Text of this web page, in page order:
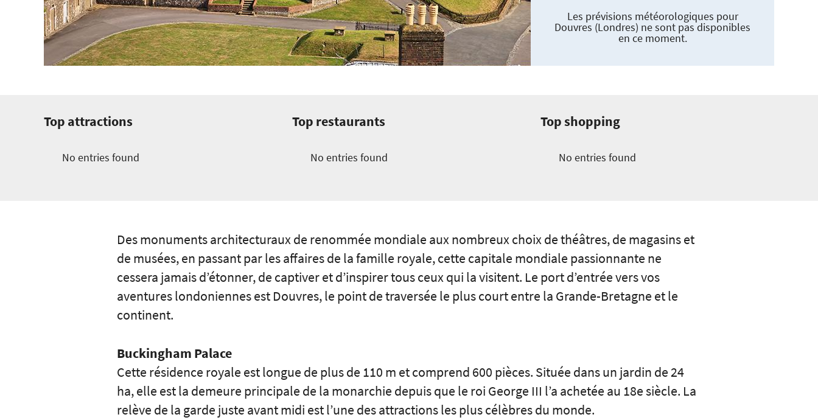
Les prévisions météorologiques pour
Douvres (Londres) ne sont pas disponibles
en ce moment.
Top attractions
No entries found
Top restaurants
No entries found
Top shopping
No entries found
Des monuments architecturaux de renommée mondiale aux nombreux choix de théâtres, de magasins et
de musées, en passant par les affaires de la famille royale, cette capitale mondiale passionnante ne
cessera jamais d’étonner, de captiver et d’inspirer tous ceux qui la visitent. Le port d’entrée vers vos
aventures londoniennes est Douvres, le point de traversée le plus court entre la Grande-Bretagne et le
continent.
Buckingham Palace
Cette résidence royale est longue de plus de 110 m et comprend 600 pièces. Située dans un jardin de 24
ha, elle est la demeure principale de la monarchie depuis que le roi George III l’a achetée au 18e siècle. La
relève de la garde juste avant midi est l’une des attractions les plus célèbres du monde.